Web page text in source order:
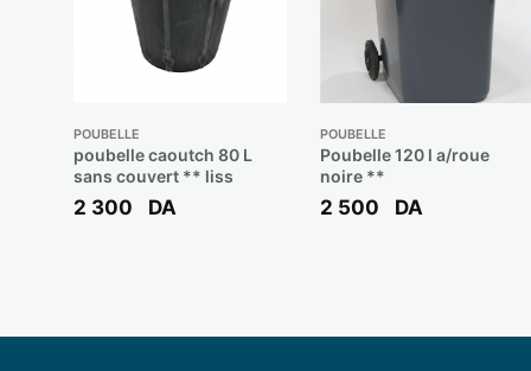
POUBELLE
poubelle caoutch 80 L
sans couvert ** liss
2 300 DA
POUBELLE
Poubelle 120 l a/roue
noire **
2 500 DA